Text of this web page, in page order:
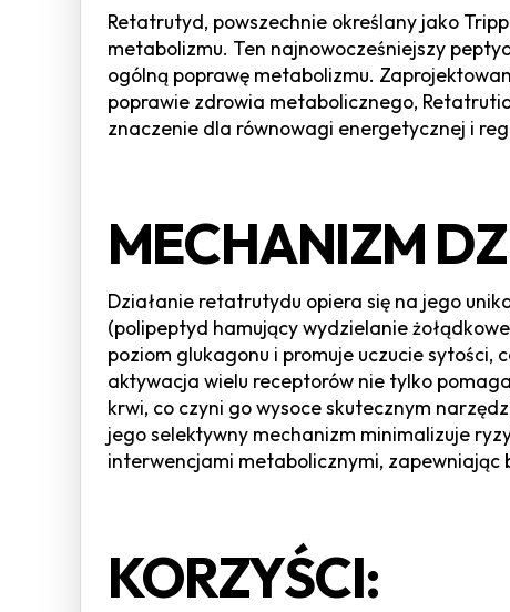
Retatrutyd, powszechnie określany jako
metabolizmu. Ten najnowocześniejszy
ogólną poprawę metabolizmu.
poprawie zdrowia metabolicznego,
znaczenie dla równowagi energetycznej i
MECHANIZM
Działanie retatrutydu opiera się na jego
(polipeptyd hamujący wydzielanie
poziom glukagonu i promuje uczucie sytości,
aktywacja wielu receptorów nie tylko
krwi, co czyni go wysoce skutecznym
jego selektywny mechanizm minimalizuje
interwencjami metabolicznymi, zapewniając
KORZYŚCI: